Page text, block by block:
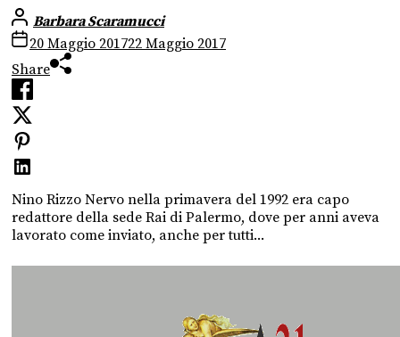
Barbara Scaramucci
20 Maggio 201722 Maggio 2017
Share
Nino Rizzo Nervo nella primavera del 1992 era capo
redattore della sede Rai di Palermo, dove per anni aveva
lavorato come inviato, anche per tutti...